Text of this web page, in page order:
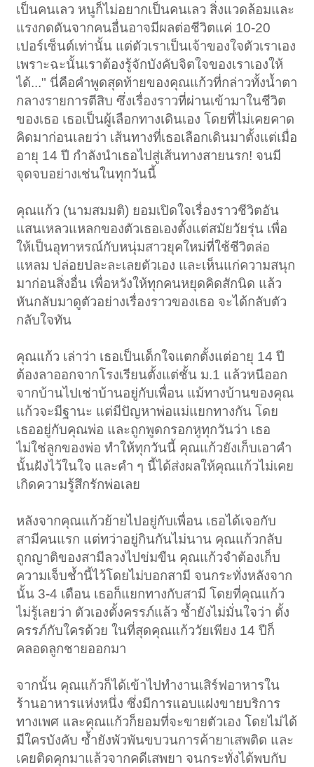
เป็นคนเลว หนูก็ไม่อยากเป็นคนเลว สิ่งแวดล้อมและ
แรงกดดันจากคนอื่นอาจมีผลต่อชีวิตแค่ 10-20
เปอร์เซ็นต์เท่านั้น แต่ตัวเราเป็นเจ้าของใจตัวเราเอง
เพราะฉะนั้นเราต้องรู้จักบังคับจิตใจของเราเองให้
ได้..." นี่คือคำพูดสุดท้ายของคุณแก้วที่กล่าวทั้งน้ำตา
กลางรายการตีสิบ ซึ่งเรื่องราวที่ผ่านเข้ามาในชีวิต
ของเธอ เธอเป็นผู้เลือกทางเดินเอง โดยที่ไม่เคยคาด
คิดมาก่อนเลยว่า เส้นทางที่เธอเลือกเดินมาตั้งแต่เมื่อ
อายุ 14 ปี กำลังนำเธอไปสู่เส้นทางสายนรก! จนมี
จุดจบอย่างเช่นในทุกวันนี้
คุณแก้ว (นามสมมติ) ยอมเปิดใจเรื่องราวชีวิตอัน
แสนเหลวแหลกของตัวเธอเองตั้งแต่สมัยวัยรุ่น เพื่อ
ให้เป็นอุทาหรณ์กับหนุ่มสาวยุคใหม่ที่ใช้ชีวิตล่อ
แหลม ปล่อยปละละเลยตัวเอง และเห็นแก่ความสนุก
มาก่อนสิ่งอื่น เพื่อหวังให้ทุกคนหยุดคิดสักนิด แล้ว
หันกลับมาดูตัวอย่างเรื่องราวของเธอ จะได้กลับตัว
กลับใจทัน
คุณแก้ว เล่าว่า เธอเป็นเด็กใจแตกตั้งแต่อายุ 14 ปี
ต้องลาออกจากโรงเรียนตั้งแต่ชั้น ม.1 แล้วหนีออก
จากบ้านไปเช่าบ้านอยู่กับเพื่อน แม้ทางบ้านของคุณ
แก้วจะมีฐานะ แต่มีปัญหาพ่อแม่แยกทางกัน โดย
เธออยู่กับคุณพ่อ และถูกพูดกรอกหูทุกวันว่า เธอ
ไม่ใช่ลูกของพ่อ ทำให้ทุกวันนี้ คุณแก้วยังเก็บเอาคำ
นั้นฝังไว้ในใจ และคำ ๆ นี้ได้ส่งผลให้คุณแก้วไม่เคย
เกิดความรู้สึกรักพ่อเลย
หลังจากคุณแก้วย้ายไปอยู่กับเพื่อน เธอได้เจอกับ
สามีคนแรก แต่ทว่าอยู่กินกันไม่นาน คุณแก้วกลับ
ถูกญาติของสามีลวงไปข่มขืน คุณแก้วจำต้องเก็บ
ความเจ็บช้ำนี้ไว้โดยไม่บอกสามี จนกระทั่งหลังจาก
นั้น 3-4 เดือน เธอก็แยกทางกับสามี โดยที่คุณแก้ว
ไม่รู้เลยว่า ตัวเองตั้งครรภ์แล้ว ซ้ำยังไม่มั่นใจว่า ตั้ง
ครรภ์กับใครด้วย ในที่สุดคุณแก้ววัยเพียง 14 ปีก็
คลอดลูกชายออกมา
จากนั้น คุณแก้วก็ได้เข้าไปทำงานเสิร์ฟอาหารใน
ร้านอาหารแห่งหนึ่ง ซึ่งมีการแอบแฝงขายบริการ
ทางเพศ และคุณแก้วก็ยอมที่จะขายตัวเอง โดยไม่ได้
มีใครบังคับ ซ้ำยังพัวพันขบวนการค้ายาเสพติด และ
เคยติดคุกมาแล้วจากคดีเสพยา จนกระทั่งได้พบกับ